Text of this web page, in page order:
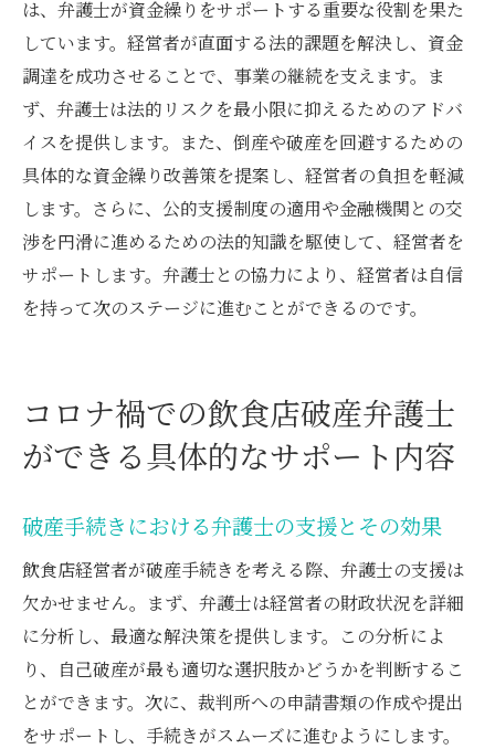
は、弁護士が資金繰りをサポートする重要な役割を果た
しています。経営者が直面する法的課題を解決し、資金
調達を成功させることで、事業の継続を支えます。ま
ず、弁護士は法的リスクを最小限に抑えるためのアドバ
イスを提供します。また、倒産や破産を回避するための
具体的な資金繰り改善策を提案し、経営者の負担を軽減
します。さらに、公的支援制度の適用や金融機関との交
渉を円滑に進めるための法的知識を駆使して、経営者を
サポートします。弁護士との協力により、経営者は自信
を持って次のステージに進むことができるのです。
コロナ禍での飲食店破産弁護士
ができる具体的なサポート内容
破産手続きにおける弁護士の支援とその効果
飲食店経営者が破産手続きを考える際、弁護士の支援は
欠かせません。まず、弁護士は経営者の財政状況を詳細
に分析し、最適な解決策を提供します。この分析によ
り、自己破産が最も適切な選択肢かどうかを判断するこ
とができます。次に、裁判所への申請書類の作成や提出
をサポートし、手続きがスムーズに進むようにします。